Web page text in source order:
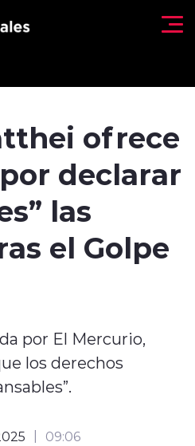
ofrece
declarar
las
el Golpe
por El Mercurio,
los derechos
09:06